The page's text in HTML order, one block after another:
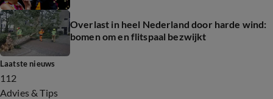
Overlast in heel Nederland door harde wind:
bomen om en flitspaal bezwijkt
Laatste nieuws
112
Advies & Tips